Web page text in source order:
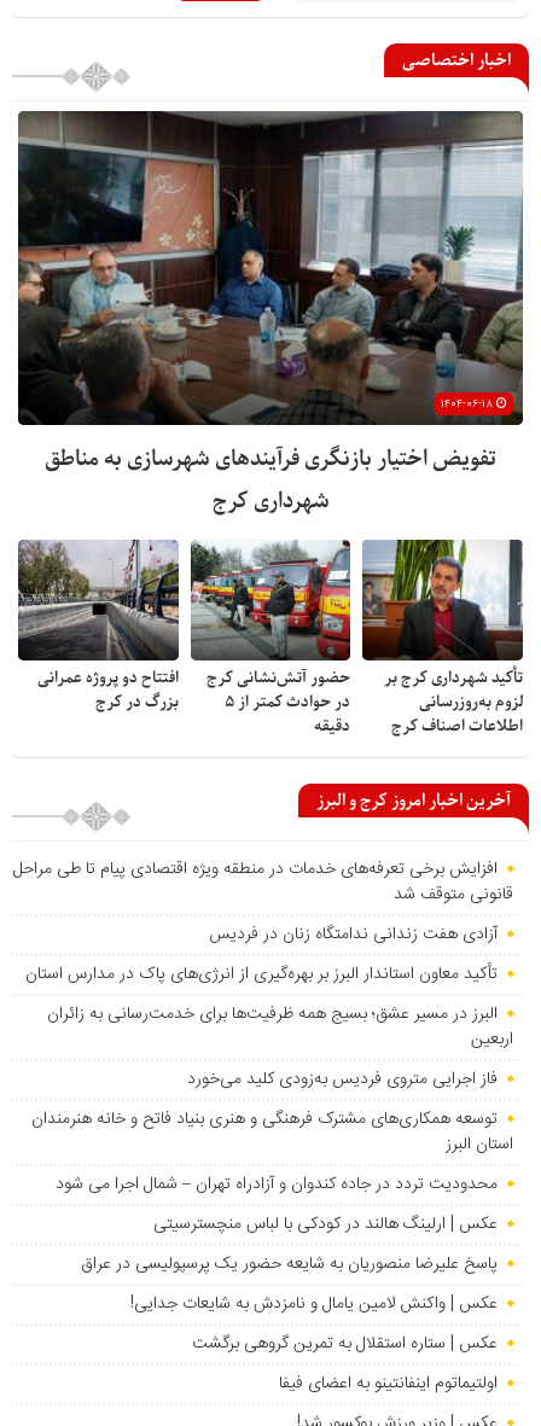
اخبار اختصاصی
تفویض اختیار بازنگری فرآیندهای شهرسازی به مناطق
شهرداری کرج
تأکید شهرداری کرج بر
لزوم به‌روزرسانی
اطلاعات اصناف کرج
حضور آتش‌نشانی کرج
در حوادث کمتر از ۵
دقیقه
افتتاح دو پروژه عمرانی
بزرگ در کرج
آخرین اخبار امروز کرج و البرز
افزایش برخی تعرفه‌های خدمات در منطقه ویژه اقتصادی پیام تا طی مراحل
قانونی متوقف شد
آزادی هفت زندانی ندامتگاه زنان در فردیس
تأکید معاون استاندار البرز بر بهره‌گیری از انرژی‌های پاک در مدارس استان
البرز در مسیر عشق؛ بسیج همه ظرفیت‌ها برای خدمت‌رسانی به زائران
اربعین
فاز اجرایی متروی فردیس به‌زودی کلید می‌خورد
توسعه همکاری‌های مشترک فرهنگی و هنری بنیاد فاتح و خانه هنرمندان
استان البرز
محدودیت تردد در جاده کندوان و آزادراه تهران – شمال اجرا می شود
عکس | ارلینگ هالند در کودکی با لباس منچسترسیتی
پاسخ علیرضا منصوریان به شایعه حضور یک پرسپولیسی در عراق
عکس | واکنش لامین یامال و نامزدش به شایعات جدایی!
عکس | ستاره استقلال به تمرین گروهی برگشت
اولتیماتوم اینفانتینو به اعضای فیفا